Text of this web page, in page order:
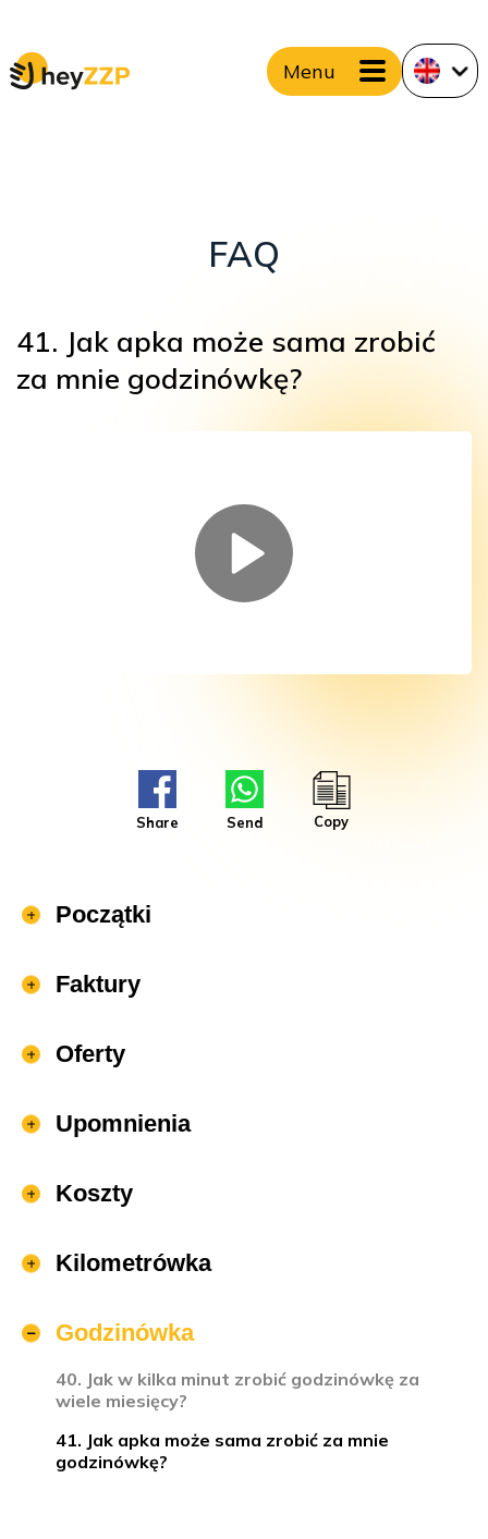
Menu
FAQ
Początki
Faktury
Oferty
Upomnienia
Koszty
Kilometrówka
Godzinówka
40. Jak w kilka minut zrobić godzinówkę za
wiele miesięcy?
41. Jak apka może sama zrobić za mnie
godzinówkę?
Share Send Copy
41. Jak apka może sama zrobić
za mnie godzinówkę?